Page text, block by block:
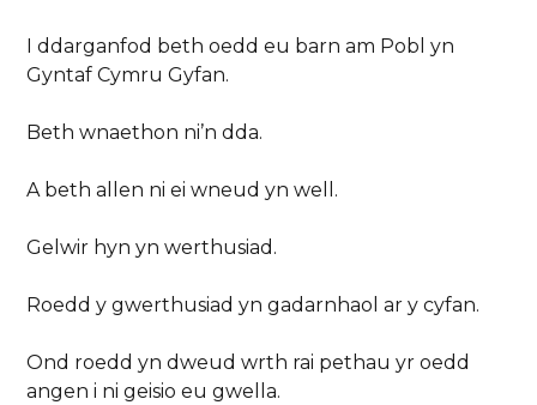
I ddarganfod beth oedd eu barn am Pobl yn
Gyntaf Cymru Gyfan.
Beth wnaethon ni’n dda.
A beth allen ni ei wneud yn well.
Gelwir hyn yn werthusiad.
Roedd y gwerthusiad yn gadarnhaol ar y cyfan.
Ond roedd yn dweud wrth rai pethau yr oedd
angen i ni geisio eu gwella.